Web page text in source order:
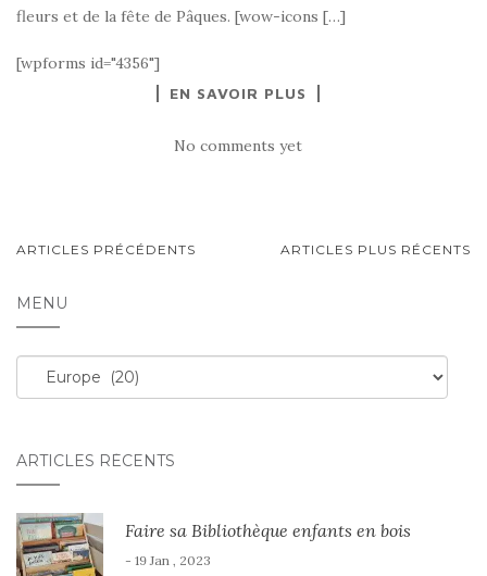
fleurs et de la fête de Pâques. [wow-icons […]
[wpforms id="4356"]
EN SAVOIR PLUS
No comments yet
NAVIGATION
SEIN
DES
ARTICLES
ARTICLES PRÉCÉDENTS ARTICLES PLUS RÉCENTS
MENU
Menu
ARTICLES RÉCENTS
Faire sa Bibliothèque enfants en bois
- 19 Jan , 2023